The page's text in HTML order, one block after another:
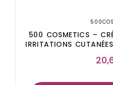
500 COSMETICS –
IRRITATIONS